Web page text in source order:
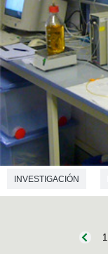
INVESTIGACIÓN
1